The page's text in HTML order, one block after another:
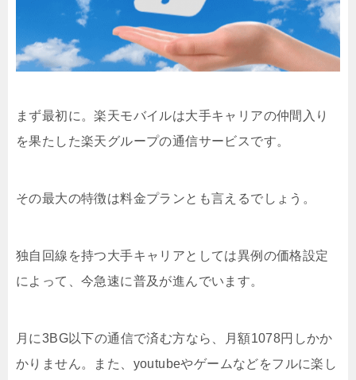
まず最初に。楽天モバイルは大手キャリアの仲間入り
を果たした楽天グループの通信サービスです。
その最大の特徴は料金プランとも言えるでしょう。
独自回線を持つ大手キャリアとしては異例の価格設定
によって、今急速に普及が進んでいます。
月に3BG以下の通信で済む方なら、月額1078円しかか
かりません。また、youtubeやゲームなどをフルに楽し